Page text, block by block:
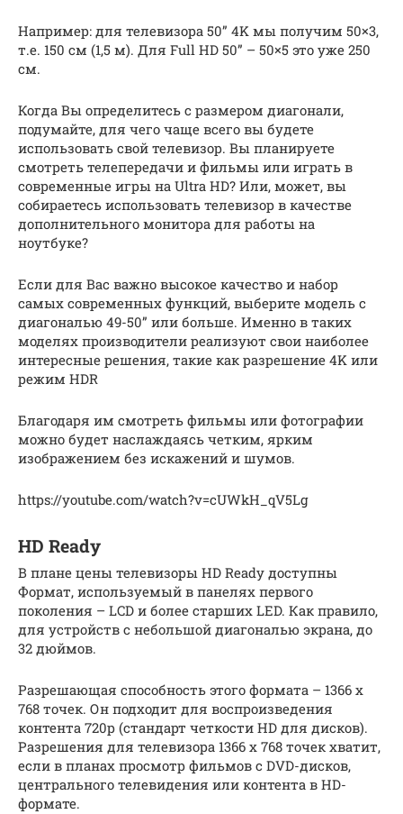
Например: для телевизора 50” 4K мы получим 50×3,
т.е. 150 см (1,5 м). Для Full HD 50” – 50×5 это уже 250
см.
Когда Вы определитесь с размером диагонали,
подумайте, для чего чаще всего вы будете
использовать свой телевизор. Вы планируете
смотреть телепередачи и фильмы или играть в
современные игры на Ultra HD? Или, может, вы
собираетесь использовать телевизор в качестве
дополнительного монитора для работы на
ноутбуке?
Если для Вас важно высокое качество и набор
самых современных функций, выберите модель с
диагональю 49-50” или больше. Именно в таких
моделях производители реализуют свои наиболее
интересные решения, такие как разрешение 4K или
режим HDR
Благодаря им смотреть фильмы или фотографии
можно будет наслаждаясь четким, ярким
изображением без искажений и шумов.
https://youtube.com/watch?v=cUWkH_qV5Lg
HD Ready
В плане цены телевизоры HD Ready доступны
Формат, используемый в панелях первого
поколения – LCD и более старших LED. Как правило,
для устройств с небольшой диагональю экрана, до
32 дюймов.
Разрешающая способность этого формата – 1366 х
768 точек. Он подходит для воспроизведения
контента 720p (стандарт четкости HD для дисков).
Разрешения для телевизора 1366 х 768 точек хватит,
если в планах просмотр фильмов с DVD-дисков,
центрального телевидения или контента в HD-
формате.